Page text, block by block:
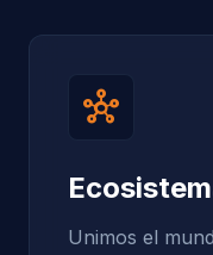
hub
Unimos el